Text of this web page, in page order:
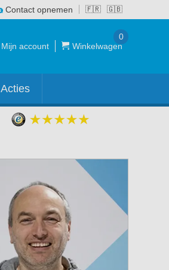
🇫🇷 🇬🇧
Contact opnemen
Mijn account Winkelwagen
0
Acties